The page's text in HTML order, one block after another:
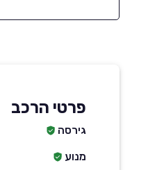
פרטי הרכב
גירסה
מנוע